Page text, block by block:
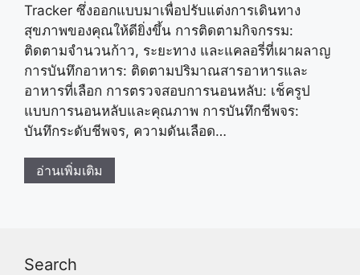
Tracker ซึ่งออกแบบมาเพื่อปรับแต่งการเดินทาง
สุขภาพของคุณให้ดียิ่งขึ้น การติดตามกิจกรรม:
ติดตามจำนวนก้าว, ระยะทาง และแคลอรี่ที่เผาผลาญ
การบันทึกอาหาร: ติดตามปริมาณสารอาหารและ
อาหารที่เลือก การตรวจสอบการนอนหลับ: เช็ครูป
แบบการนอนหลับและคุณภาพ การบันทึกชีพจร:
บันทึกระดับชีพจร, ความดันเลือด…
อ่านเพิ่มเติม
Search